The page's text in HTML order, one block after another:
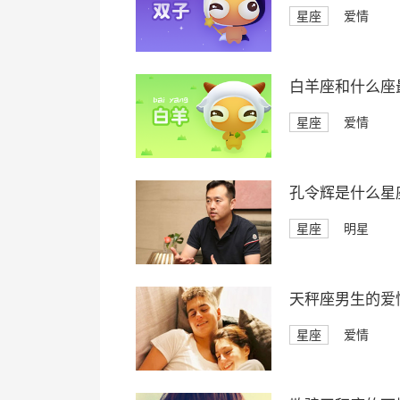
星座 爱情
白羊座和什么座
星座 爱情
孔令辉是什么星
星座 明星
天秤座男生的爱
星座 爱情